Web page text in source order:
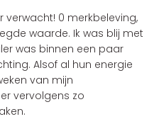
verwacht! 0 merkbeleving,
waarde. Ik was blij met
was binnen een paar
Alsof al hun energie
van mijn
vervolgens zo